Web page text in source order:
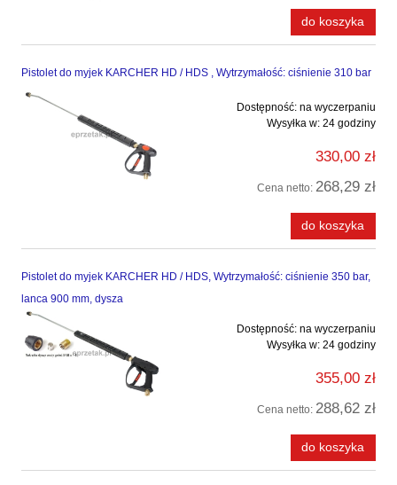
do koszyka
Pistolet do myjek KARCHER HD / HDS , Wytrzymałość: ciśnienie 310 bar
Dostępność: na wyczerpaniu
Wysyłka w: 24 godziny
330,00 zł
Cena netto: 268,29 zł
do koszyka
Pistolet do myjek KARCHER HD / HDS, Wytrzymałość: ciśnienie 350 bar,
lanca 900 mm, dysza
Dostępność: na wyczerpaniu
Wysyłka w: 24 godziny
355,00 zł
Cena netto: 288,62 zł
do koszyka